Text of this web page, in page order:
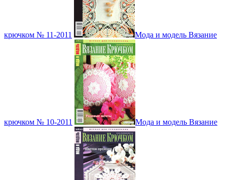
крючком № 11-2011 Мода и модель Вязание
крючком № 10-2011 Мода и модель Вязание